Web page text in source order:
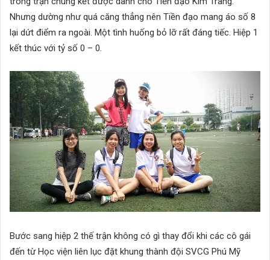
Nhưng dường như quá căng thẳng nên Tiền đạo mang áo số 8
lại dứt điểm ra ngoài. Một tình huống bỏ lỡ rất đáng tiếc. Hiệp 1
kết thúc với tỷ số 0 – 0.
Bước sang hiệp 2 thế trận không có gì thay đổi khi các cô gái
đến từ Học viện liên lục đặt khung thành đội SVCG Phú Mỹ